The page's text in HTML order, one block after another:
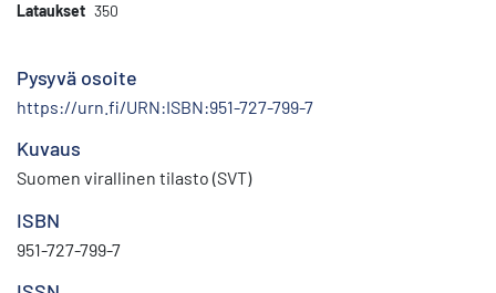
Lataukset 350
Pysyvä osoite
https://urn.fi/URN:ISBN:951-727-799-7
Kuvaus
Suomen virallinen tilasto (SVT)
ISBN
951-727-799-7